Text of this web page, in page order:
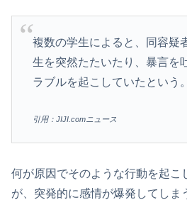
複数の学生によると、同容疑
生を突然たたいたり、暴言を
ラブルを起こしていたという。
引用：JIJI.comニュース
何が原因でそのような行動を起こ
が、突発的に感情が爆発してしま